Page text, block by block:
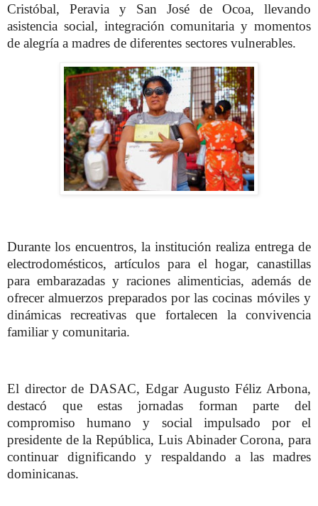
Cristóbal, Peravia y San José de Ocoa, llevando
asistencia social, integración comunitaria y momentos
de alegría a madres de diferentes sectores vulnerables.
Durante los encuentros, la institución realiza entrega de
electrodomésticos, artículos para el hogar, canastillas
para embarazadas y raciones alimenticias, además de
ofrecer almuerzos preparados por las cocinas móviles y
dinámicas recreativas que fortalecen la convivencia
familiar y comunitaria.
El director de DASAC, Edgar Augusto Féliz Arbona,
destacó que estas jornadas forman parte del
compromiso humano y social impulsado por el
presidente de la República, Luis Abinader Corona, para
continuar dignificando y respaldando a las madres
dominicanas.